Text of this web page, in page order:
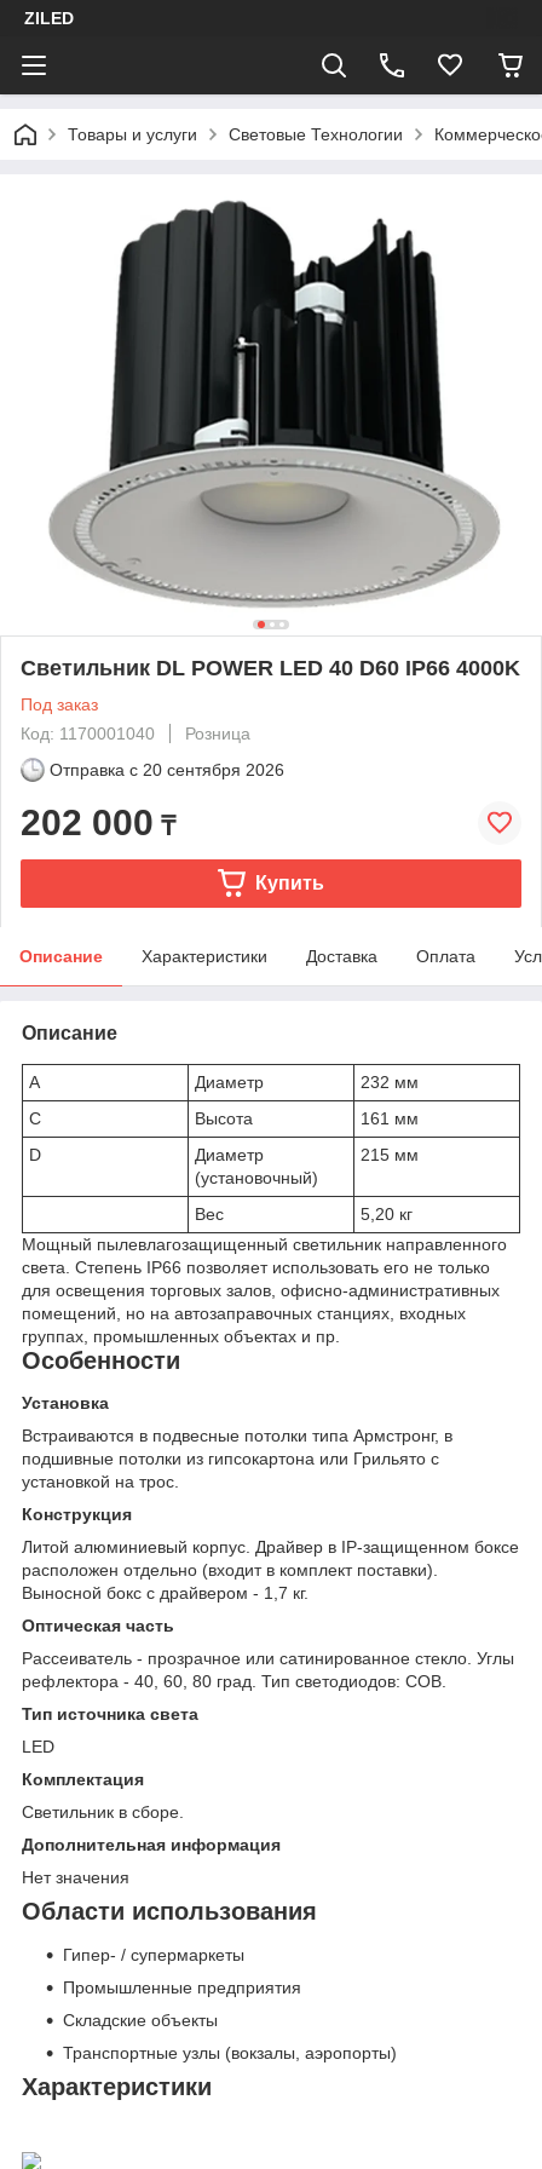
ZILED
Товары и услуги Световые Технологии
Светильник DL POWER LED 40 D60 IP66 4000K
Под заказ
Код: 1170001040
Розница
Отправка с 20 сентября 2026
202 000 ₸
Купить
Описание Характеристики Доставка Оплата
Описание
A Диаметр
232 мм
C
Высота
161 мм
D
Диаметр
(установочный)
215 мм
Вес
5,20 кг
Мощный пылевлагозащищенный светильник направленного
света. Степень IP66 позволяет использовать его не только
для освещения торговых залов, офисно-административных
помещений, но на автозаправочных станциях, входных
группах, промышленных объектах и пр.
Особенности
Установка
Встраиваются в подвесные потолки типа Армстронг, в
подшивные потолки из гипсокартона или Грильято с
установкой на трос.
Конструкция
Литой алюминиевый корпус. Драйвер в IP-защищенном боксе
расположен отдельно (входит в комплект поставки).
Выносной бокс с драйвером - 1,7 кг.
Оптическая часть
Рассеиватель - прозрачное или сатинированное стекло. Углы
рефлектора - 40, 60, 80 град. Тип светодиодов: COB.
Тип источника света
LED
Комплектация
Светильник в сборе.
Дополнительная информация
Нет значения
Области использования
Гипер- / супермаркеты
Промышленные предприятия
Складские объекты
Транспортные узлы (вокзалы, аэропорты)
Характеристики